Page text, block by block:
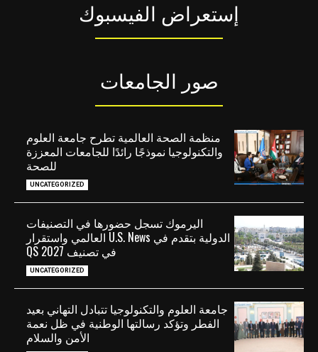
إستعراض الفيسبوك
صور الجامعات
منظمة الصحة العالمية تطرح جامعة العلوم
والتكنولوجيا نموذجًا رائدًا للجامعات المعززة
للصحة
UNCATEGORIZED
اليرموك تسجل حضورها في التصنيفات
الدولية بتقدم في U.S. News العالمي واستقرار
في تصنيف QS 2027
UNCATEGORIZED
جامعة العلوم والتكنولوجيا تتبادل التهاني بعيد
الفطر وتؤكد رسالتها الوطنية في ظل نعمة
الأمن والسلام